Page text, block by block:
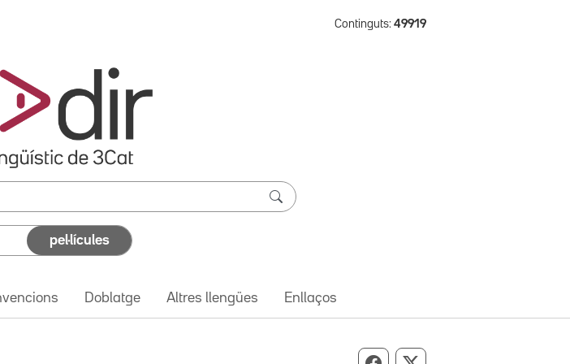
Continguts: 49919
pel·lícules
Doblatge Altres llengües Enllaços